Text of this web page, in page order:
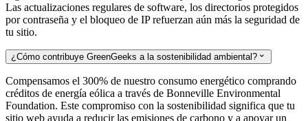
Las actualizaciones regulares de software, los directorios protegidos
por contraseña y el bloqueo de IP refuerzan aún más la seguridad de
tu sitio.
¿Cómo contribuye GreenGeeks a la sostenibilidad ambiental? 
Compensamos el 300% de nuestro consumo energético comprando
créditos de energía eólica a través de Bonneville Environmental
Foundation. Este compromiso con la sostenibilidad significa que tu
sitio web ayuda a reducir las emisiones de carbono y a apoyar un